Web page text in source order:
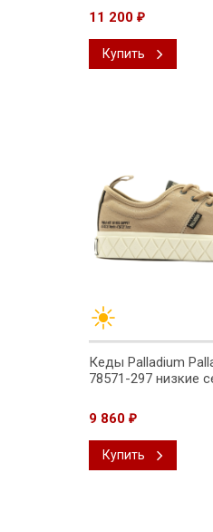
11 200 ₽
Купить
Кеды Palladium
78571-297 низкие
9 860 ₽
Купить